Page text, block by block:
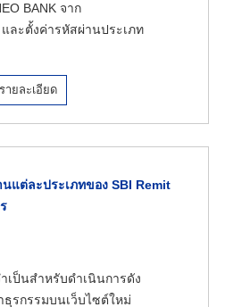
BANK จาก
และตั้งค่ารหัสผ่านประเภท
รายละเอียด
แต่ละประเภทของ SBI Remit
เป็นสำหรับดำเนินการดัง
รกรรมบนเว็บไซต์ใหม่